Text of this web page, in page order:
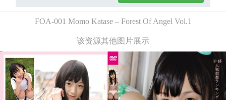
FOA-001 Momo Katase – Forest Of Angel Vol.1
该资源其他图片展示